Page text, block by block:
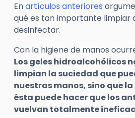
Enartículos anteriores
qué es tan importante limpiar
desinfectar.
Con la higiene de manos
Los geles hidroalcohólicos
limpian la suciedad que
nuestras manos, sino que
ésta puede hacer que los
vuelvan totalmente